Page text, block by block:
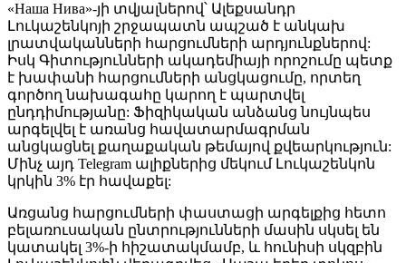
«Наша Нива»-յի տվյալներով՝ Ալեքսանդր
Լուկաշենկոյի շրջապատն ապշած է անկախ
լրատվականների հարցումների արդյունքներով:
Իսկ Գիտությունների ակադեմիայի որոշումը պետք
է խափանի հարցումների անցկացումը, որտեղ
գործող նախագահը կարող է պարտվել
ընդդիմությանը: Ֆիզիկական անձանց նույնպես
արգելվել է առանց հավատարմագրման
անցկացնել քաղաքական թեմայով քվեարկություն:
Մինչ այդ Telegram ալիքներից մեկում Լուկաշենկոն
կրկին 3% էր հավաքել:
Առցանց հարցումների փաստացի արգելքից հետո
բելառուսական ընտրությունների մասին սկսել են
կատակել 3%-ի հիշատակմամբ, և հունիսի սկզբին